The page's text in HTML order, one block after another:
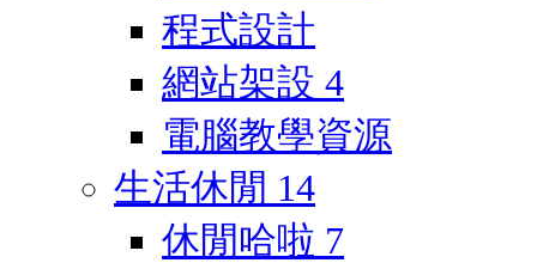
程式設計
網站架設 4
電腦教學資源
生活休閒 14
休閒哈啦 7